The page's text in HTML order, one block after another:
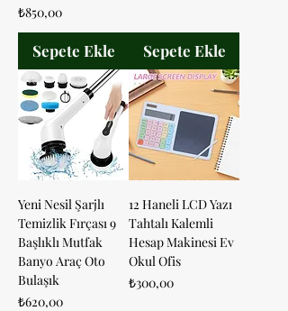
Fiyat
₺850,00
Sepete Ekle Sepete Ekle
Yeni Nesil Şarjlı
Temizlik Fırçası 9
Başlıklı Mutfak
Banyo Araç Oto
Bulaşık
Fiyat
₺620,00
12 Haneli LCD Yazı
Tahtalı Kalemli
Hesap Makinesi Ev
Okul Ofis
Fiyat
₺300,00